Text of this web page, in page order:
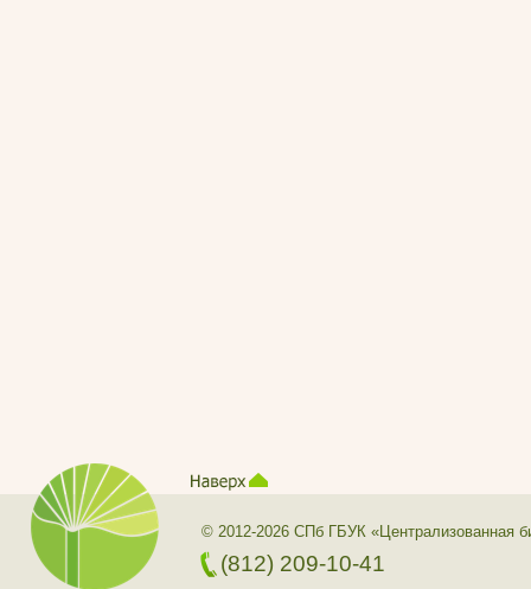
© 2012-2026 СПб ГБУК «Централизованная
(812) 209-10-41